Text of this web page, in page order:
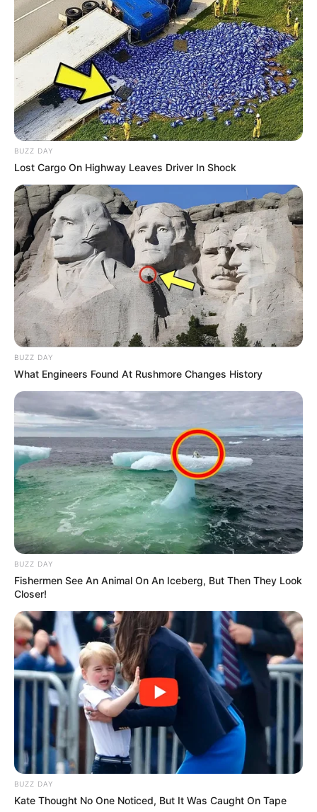
BUZZ DAY
Lost Cargo On Highway Leaves Driver In Shock
BUZZ DAY
What Engineers Found At Rushmore Changes History
BUZZ DAY
Fishermen See An Animal On An Iceberg, But Then They Look
Closer!
BUZZ DAY
Kate Thought No One Noticed, But It Was Caught On Tape